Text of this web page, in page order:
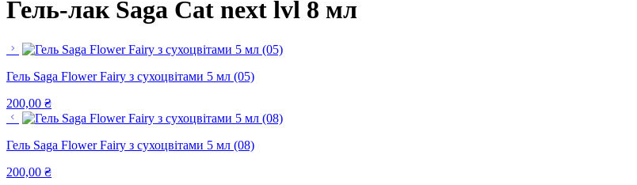
Гель-лак Saga Cat next lvl 8 мл
Гель Saga Flower Fairy з сухоцвітами 5 мл (05)
200,00 ₴
Гель Saga Flower Fairy з сухоцвітами 5 мл (08)
200,00 ₴